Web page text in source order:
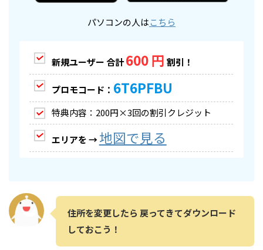
パソコンの人はこちら
新規ユーザー 合計600 円 割引！
プロモコード： 6T6PFBU
特典内容：200円×3回の割引クレジット
エリアを →地図で見る
住所を変更したら 戻ってきてダウンロード
しておこう！